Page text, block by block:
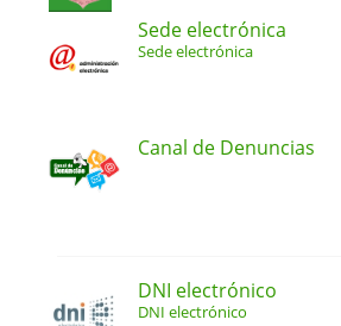
Sede electrónica
Sede electrónica
Canal de Denuncias
DNI electrónico
DNI electrónico